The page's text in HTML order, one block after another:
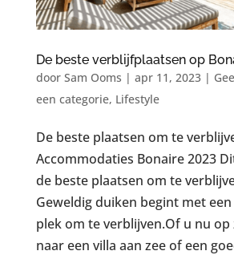
De beste verblijfplaatsen op
door Sam Ooms | apr 11, 2023|
een categorie, Lifestyle
De beste plaatsen om te
Accommodaties Bonaire 2023
de beste plaatsen om te
Geweldig duiken begint met
plek om te verblijven.Of u nu
naar een villa aan zee of een